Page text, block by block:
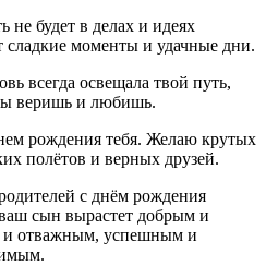
будет в делах и идеях
сладкие моменты и удачные дни.
всегда освещала твой путь,
веришь и любишь.
рождения тебя. Желаю крутых
полётов и верных друзей.
с днём рождения
сын вырастет добрым и
и отважным, успешным и